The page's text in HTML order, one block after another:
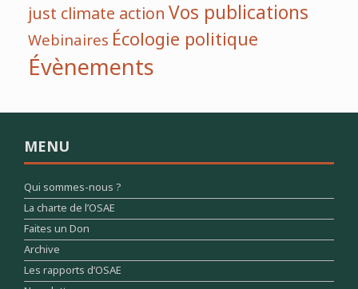
just climate actionVos publications
WebinairesÉcologie politique
Évènements
MENU
Qui sommes-nous ?
La charte de l’OSAE
Faites un Don
Archive
Les rapports d’OSAE